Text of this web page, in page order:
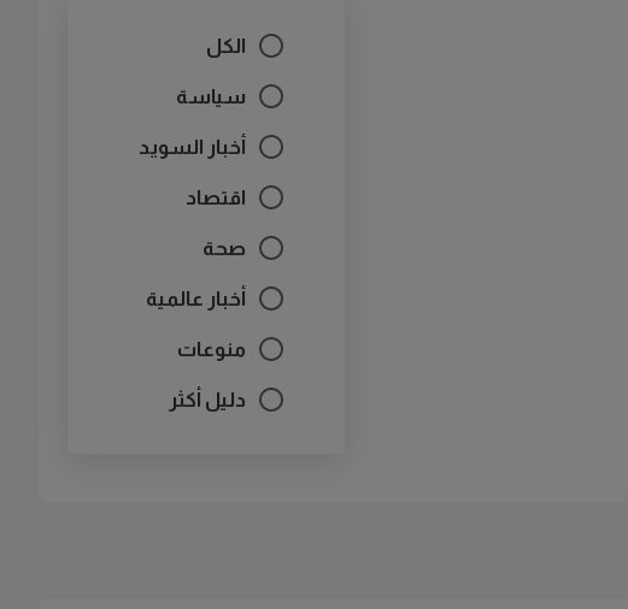
الكل
سياسة
أخبار السويد
اقتصاد
صحة
أخبار عالمية
منوعات
دليل أكثر